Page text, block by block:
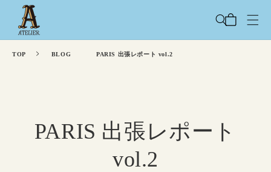
コンテ
ンツに
進む
ー
TOP BLOG PARIS 出張レポート vol.2
PARIS 出張レポート
vol.2